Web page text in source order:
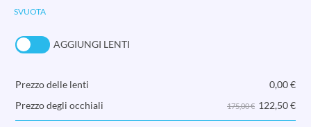
SVUOTA
AGGIUNGI LENTI
Prezzo delle lenti 0,00€
Prezzo degli occhiali
175,00 € 122,50€